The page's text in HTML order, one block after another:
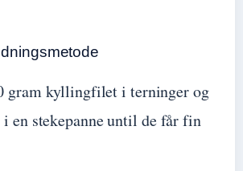
gram kyllingfilet i terninger og
en stekepanne until de får fin